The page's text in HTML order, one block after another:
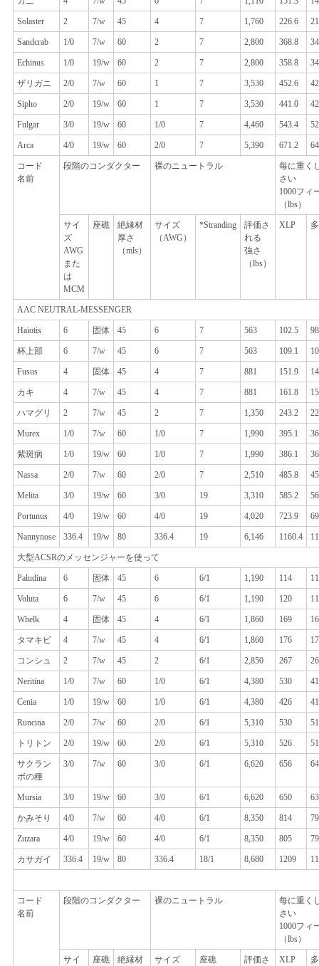
Solaster 2 7/w 45 4 7 1,760 226.6
Sandcrab 1/0 7/w 60 2 7 2,800 368.8
Echinus 1/0 19/w 60 2 7 2,800 358.8
ザリガニ 2/0 7/w 60 1 7 3,530 452.6
Sipho 2/0 19/w 60 1 7 3,530 441.0
Fulgar 3/0 19/w 60 1/0 7 4,460 543.4
Arca 4/0 19/w 60 2/0 7 5,390 671.2
コード
名前
段階のコンダクター 裸のニュートラル
每に重く
さい
1000フィ
（lbs）
サイ
ズ
AWG
また
は
MCM
座礁
絶縁材
厚さ
（mls）
サイズ
（AWG）
*Stranding
評価さ
れる
強さ
（lbs）
XLP 多
AAC NEUTRAL-MESSENGER
Haiotis 6 固体 45 6 7 563 102.5
杯上部 6 7/w 45 6 7 563 109.1
Fusus 4 固体 45 4 7 881 151.9
カキ 4 7/w 45 4 7 881 161.8
ハマグリ 2 7/w 45 2 7 1,350 243.2
Murex 1/0 7/w 60 1/0 7 1,990 395.1
紫斑病 1/0 19/w 60 1/0 7 1,990 386.1
Nassa 2/0 7/w 60 2/0 7 2,510 485.8
Melita 3/0 19/w 60 3/0 19 3,310 585.2
Portunus 4/0 19/w 60 4/0 19 4,020 723.9
Nannynose 336.4 19/w 80 336.4 19 6,146 1160.4
大型ACSRのメッセンジャーを使って
Paludina 6 固体 45 6 6/1 1,190 114
Voluta 6 7/w 45 6 6/1 1,190 120
Whelk 4 固体 45 4 6/1 1,860 169
タマキビ 4 7/w 45 4 6/1 1,860 176
コンシュ 2 7/w 45 2 6/1 2,850 267
Neritina 1/0 7/w 60 1/0 6/1 4,380 530
Cenia 1/0 19/w 60 1/0 6/1 4,380 426
Runcina 2/0 7/w 60 2/0 6/1 5,310 530
トリトン 2/0 19/w 60 2/0 6/1 5,310 526
サクラン
ボの種
3/0 7/w 60 3/0 6/1 6,620 656
Mursia 3/0 19/w 60 3/0 6/1 6,620 650
かみそり 4/0 7/w 60 4/0 6/1 8,350 814
Zuzara 4/0 19/w 60 4/0 6/1 8,350 805
カサガイ 336.4 19/w 80 336.4 18/1 8,680 1209
コード
名前
段階のコンダクター 裸のニュートラル
每に重く
さい
1000フィ
（lbs）
サイ
座礁
絶縁材
サイズ
座礁
評価さ
XLP 多